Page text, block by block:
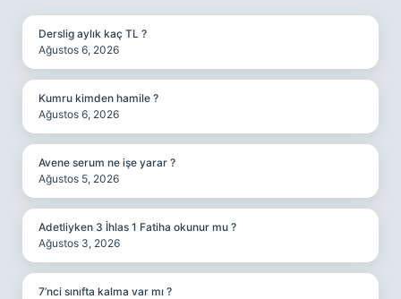
Derslig aylık kaç TL ?
Ağustos 6, 2026
Kumru kimden hamile ?
Ağustos 6, 2026
Avene serum ne işe yarar ?
Ağustos 5, 2026
Adetliyken 3 İhlas 1 Fatiha okunur mu ?
Ağustos 3, 2026
7’nci sınıfta kalma var mı ?